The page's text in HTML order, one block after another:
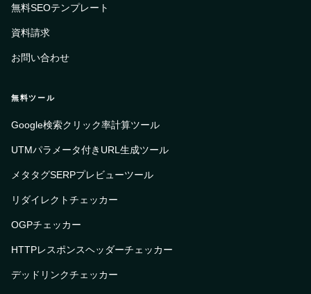
無料SEOテンプレート
資料請求
お問い合わせ
無料ツール
Google検索クリック率計算ツール
UTMパラメータ付きURL生成ツール
メタタグSERPプレビューツール
リダイレクトチェッカー
OGPチェッカー
HTTPレスポンスヘッダーチェッカー
デッドリンクチェッカー